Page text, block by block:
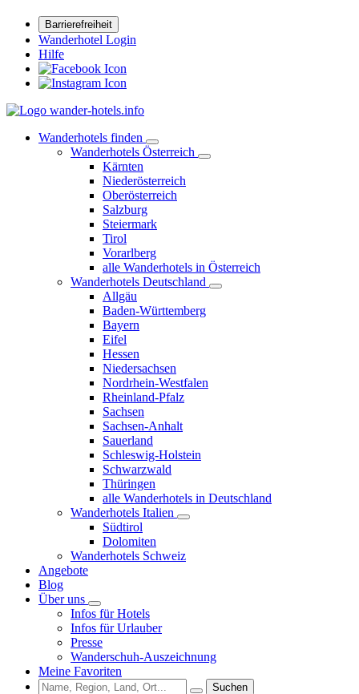
Barrierefreiheit
Wanderhotel Login
Hilfe
Wanderhotels finden
Wanderhotels Österreich
Kärnten
Niederösterreich
Oberösterreich
Salzburg
Steiermark
Tirol
Vorarlberg
alle Wanderhotels in Österreich
Wanderhotels Deutschland
Allgäu
Baden-Württemberg
Bayern
Eifel
Hessen
Niedersachsen
Nordrhein-Westfalen
Rheinland-Pfalz
Sachsen
Sachsen-Anhalt
Sauerland
Schleswig-Holstein
Schwarzwald
Thüringen
alle Wanderhotels in Deutschland
Wanderhotels Italien
Südtirol
Dolomiten
Wanderhotels Schweiz
Angebote
Blog
Über uns
Infos für Hotels
Infos für Urlauber
Presse
Wanderschuh-Auszeichnung
Meine Favoriten
Suchen